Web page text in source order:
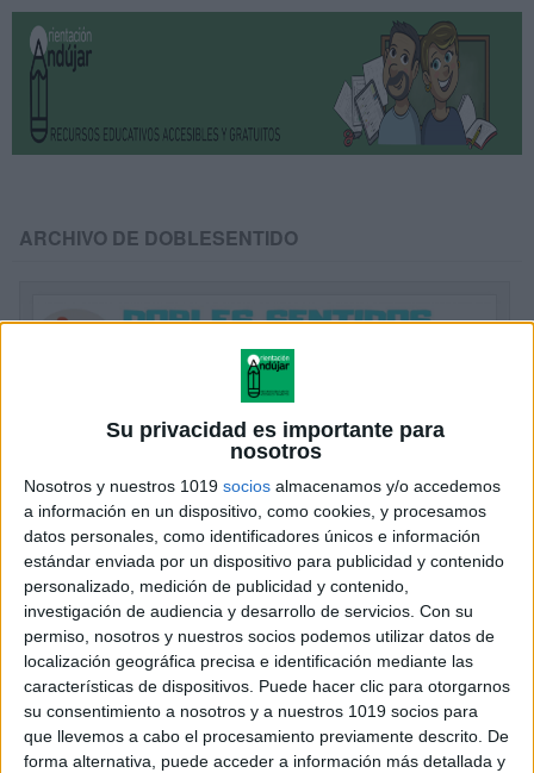
Su privacidad es importante para
nosotros
Nosotros y nuestros 1019 socios almacenamos y/o accedemos
a información en un dispositivo, como cookies, y procesamos
datos personales, como identificadores únicos e información
estándar enviada por un dispositivo para publicidad y contenido
personalizado, medición de publicidad y contenido,
investigación de audiencia y desarrollo de servicios. Con su
permiso, nosotros y nuestros socios podemos utilizar datos de
localización geográfica precisa e identificación mediante las
características de dispositivos. Puede hacer clic para otorgarnos
su consentimiento a nosotros y a nuestros 1019 socios para
que llevemos a cabo el procesamiento previamente descrito. De
forma alternativa, puede acceder a información más detallada y
ARCHIVO DE DOBLESENTIDO
Manipulativos Trabajar los dobles
sentidos por @el.circo.de.las.mariposas
Publicado el 11 noviembre, 2018
Hoy os traemos un divertido juego que ha preparado
Elena Reyes Matín 2️⃣❎DOBLES SENTIDOS?Está
noche de viernes os traigo este recurso propio para
trabajar los dobles sentidos que tanto cuestan […]